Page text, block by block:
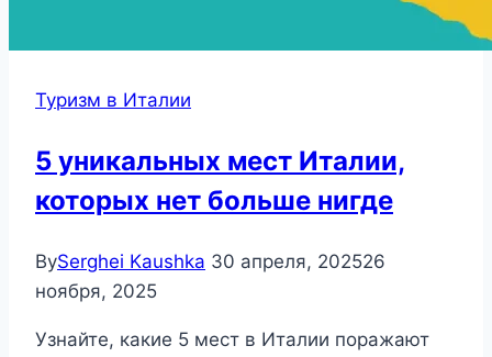
Туризм в Италии
5 уникальных мест Италии,
которых нет больше нигде
BySerghei Kaushka 30 апреля, 202526
ноября, 2025
Узнайте, какие 5 мест в Италии поражают